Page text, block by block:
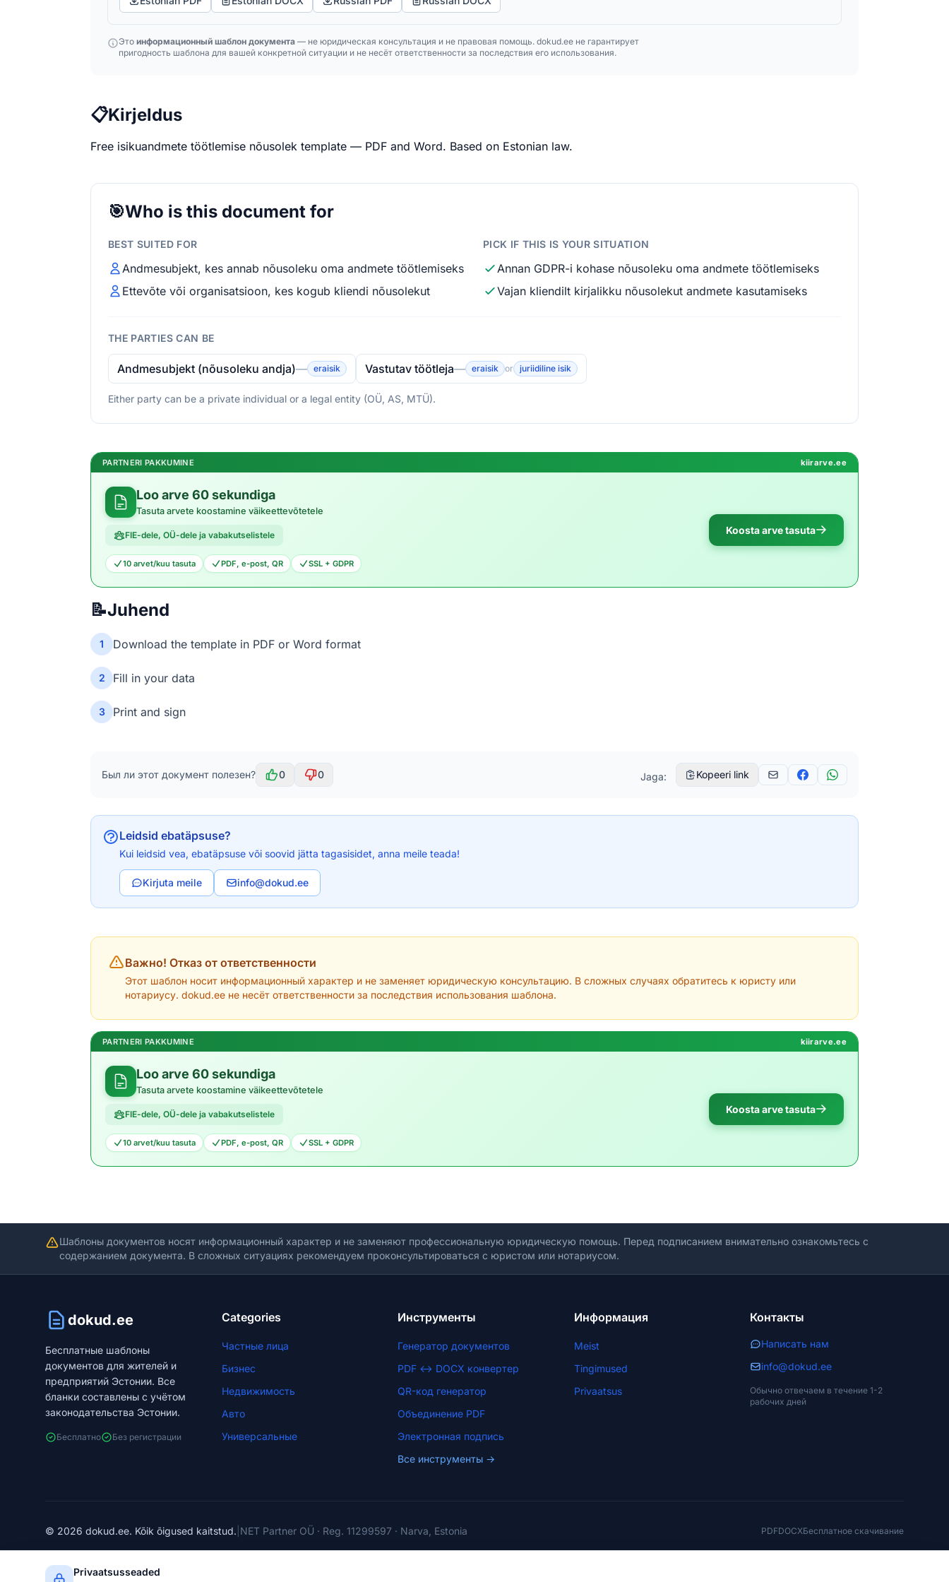
Это информационный шаблон документа — не юридическая консультация и не правовая помощь. dokud.ee не гарантирует
пригодность шаблона для вашей конкретной ситуации и не несёт ответственности за последствия его использования.
📋Kirjeldus
Free isikuandmete töötlemise nõusolek template — PDF and Word. Based on Estonian law.
🎯Who is this document for
BEST SUITED FOR
Andmesubjekt, kes annab nõusoleku oma andmete töötlemiseks
Ettevõte või organisatsioon, kes kogub kliendi nõusolekut
PICK IF THIS IS YOUR SITUATION
Annan GDPR-i kohase nõusoleku oma andmete töötlemiseks
Vajan kliendilt kirjalikku nõusolekut andmete kasutamiseks
THE PARTIES CAN BE
Andmesubjekt (nõusoleku andja)— eraisik Vastutav töötleja— eraisik or juriidiline isik
Either party can be a private individual or a legal entity (OÜ, AS, MTÜ).
PARTNERI PAKKUMINE kiirarve.ee
Loo arve 60 sekundiga
Tasuta arvete koostamine väikeettevõtetele
FIE-dele, OÜ-dele ja vabakutselistele
10 arvet/kuu tasuta PDF, e-post, QR SSL + GDPR
Koosta arve tasuta
📝Juhend
1 Download the template in PDF or Word format
2 Fill in your data
3 Print and sign
Был ли этот документ полезен? 0 0 Jaga: Kopeeri link
Leidsid ebatäpsuse?
Kui leidsid vea, ebatäpsuse või soovid jätta tagasisidet, anna meile teada!
Kirjuta meile info@dokud.ee
Важно! Отказ от ответственности
Этот шаблон носит информационный характер и не заменяет юридическую консультацию. В сложных случаях обратитесь к юристу или
нотариусу. dokud.ee не несёт ответственности за последствия использования шаблона.
PARTNERI PAKKUMINE kiirarve.ee
Loo arve 60 sekundiga
Tasuta arvete koostamine väikeettevõtetele
FIE-dele, OÜ-dele ja vabakutselistele
10 arvet/kuu tasuta PDF, e-post, QR SSL + GDPR
Koosta arve tasuta
Шаблоны документов носят информационный характер и не заменяют профессиональную юридическую помощь. Перед подписанием внимательно ознакомьтесь с
содержанием документа. В сложных ситуациях рекомендуем проконсультироваться с юристом или нотариусом.
dokud.ee
Бесплатные шаблоны
документов для жителей и
предприятий Эстонии. Все
бланки составлены с учётом
законодательства Эстонии.
Бесплатно Без регистрации
Categories
Частные лица
Бизнес
Недвижимость
Авто
Универсальные
Инструменты
Генератор документов
PDF ↔ DOCX конвертер
QR-код генератор
Объединение PDF
Электронная подпись
Все инструменты →
Информация
Meist
Tingimused
Privaatsus
Контакты
Написать нам
info@dokud.ee
Обычно отвечаем в течение 1-2
рабочих дней
© 2026 dokud.ee. Kõik õigused kaitstud. NET Partner OÜ · Reg. 11299597 · Narva, Estonia PDFDOCXБесплатное скачивание
Privaatsusseaded